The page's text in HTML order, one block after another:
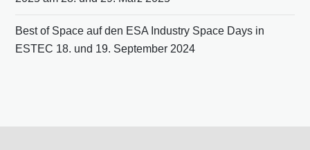
Best of Space auf den ESA Industry Space Days in
ESTEC 18. und 19. September 2024